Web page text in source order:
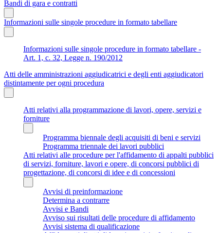
Bandi di gara e contratti
Informazioni sulle singole procedure in formato tabellare
Informazioni sulle singole procedure in formato tabellare -
Art. 1, c. 32, Legge n. 190/2012
Atti delle amministrazioni aggiudicatrici e degli enti aggiudicatori
distintamente per ogni procedura
Atti relativi alla programmazione di lavori, opere, servizi e
forniture
Programma biennale degli acquisiti di beni e servizi
Programma triennale dei lavori pubblici
Atti relativi alle procedure per l'affidamento di appalti pubblici
di servizi, forniture, lavori e opere, di concorsi pubblici di
progettazione, di concorsi di idee e di concessioni
Avvisi di preinformazione
Determina a contrarre
Avvisi e Bandi
Avviso sui risultati delle procedure di affidamento
Avvisi sistema di qualificazione